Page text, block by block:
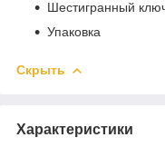
Шестигранный
Упаковка
Скрыть
Характеристики